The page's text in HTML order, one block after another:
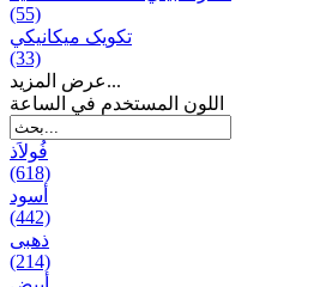
(55)
تکویک ميكانيكي
(33)
عرض المزيد...
اللون المستخدم في الساعة
فُولاَذ
(618)
أسود
(442)
ذهبی
(214)